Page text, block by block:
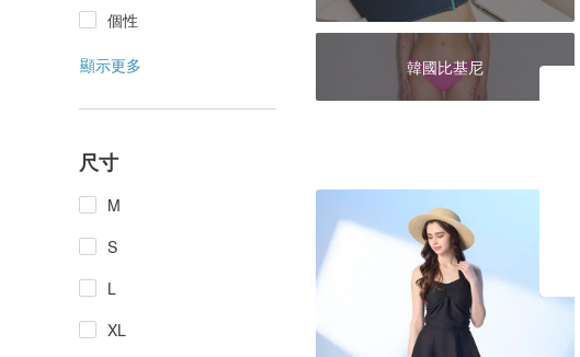
個性
顯示更多
尺寸
M
S
L
XL
韓國比基尼